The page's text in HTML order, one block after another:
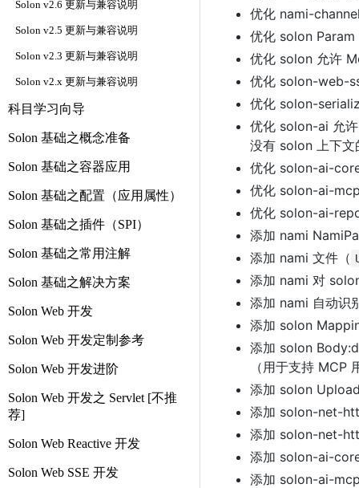
Solon v2.6 更新与兼容说明
Solon v2.5 更新与兼容说明
Solon v2.3 更新与兼容说明
Solon v2.x 更新与兼容说明
科目学习向导
Solon 基础之概念准备
Solon 基础之容器应用
Solon 基础之配置（应用属性）
Solon 基础之插件（SPI）
Solon 基础之常用注解
Solon 基础之解决方案
Solon Web 开发
Solon Web 开发定制参考
Solon Web 开发进阶
Solon Web 开发之 Servlet [不推
荐]
Solon Web Reactive 开发
Solon Web SSE 开发
优化 nami-
优化 solon Param
优化 solon 允许
优化 solon-web-
优化 solon-
优化 solon-ai 允
没有 solon 上下文
优化 solon-ai-
优化 solon-ai-
优化 solon-ai-
添加 nami
添加 nami 文件（
添加 nami 对
添加 nami 自动识
添加 solon
添加 solon
（用于支持 MCP
添加 solon
添加 solon-net-
添加 solon-net-
添加 solon-ai-
添加 solon-ai-